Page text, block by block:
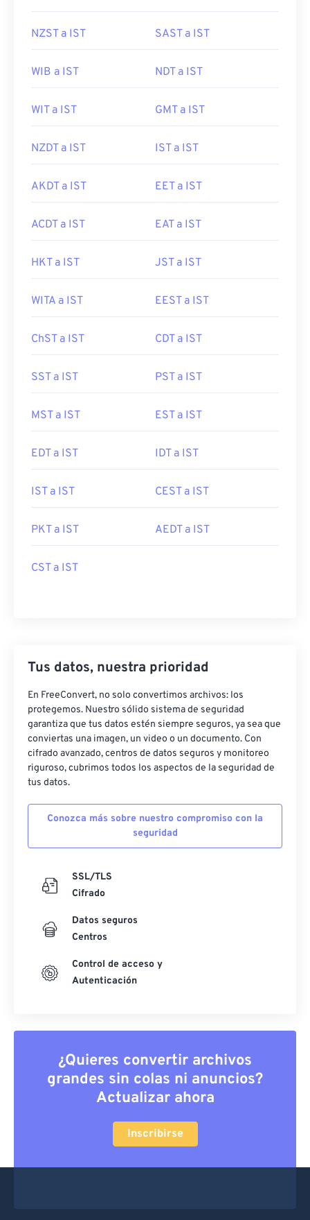
NZST a IST SAST a IST
WIB a IST NDT a IST
WIT a IST GMT a IST
NZDT a IST IST a IST
AKDT a IST EET a IST
ACDT a IST EAT a IST
HKT a IST JST a IST
WITA a IST EEST a IST
ChST a IST CDT a IST
SST a IST PST a IST
MST a IST EST a IST
EDT a IST IDT a IST
IST a IST CEST a IST
PKT a IST AEDT a IST
CST a IST
Tus datos, nuestra prioridad
En FreeConvert, no solo convertimos archivos: los
protegemos. Nuestro sólido sistema de seguridad
garantiza que tus datos estén siempre seguros, ya sea que
conviertas una imagen, un video o un documento. Con
cifrado avanzado, centros de datos seguros y monitoreo
riguroso, cubrimos todos los aspectos de la seguridad de
tus datos.
Conozca más sobre nuestro compromiso con la
seguridad
SSL/TLS
Cifrado
Datos seguros
Centros
Control de acceso y
Autenticación
¿Quieres convertir archivos
grandes sin colas ni anuncios?
Actualizar ahora
Inscribirse